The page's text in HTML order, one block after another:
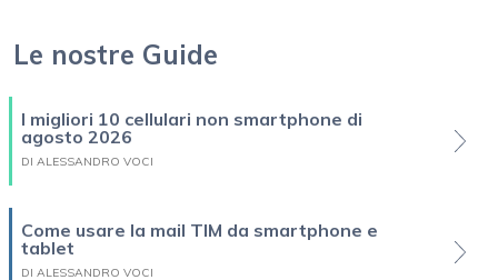
Le nostre Guide
I migliori 10 cellulari non smartphone di
agosto 2026
DI ALESSANDRO VOCI
Come usare la mail TIM da smartphone e
tablet
DI ALESSANDRO VOCI